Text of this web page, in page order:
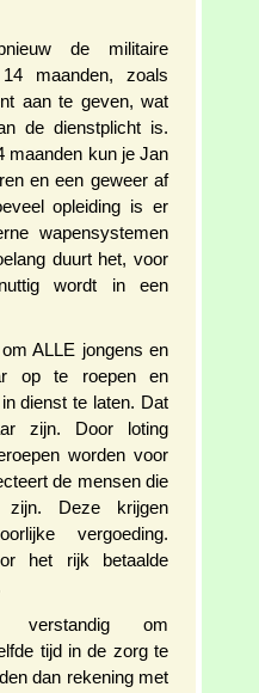
de militaire
maanden, zoals
aan te geven, wat
de dienstplicht is.
maanden kun je Jan
en een geweer af
opleiding is er
wapensystemen
duurt het, voor
wordt in een
ALLE jongens en
op te roepen en
dienst te laten. Dat
zijn. Door loting
worden voor
de mensen die
zijn. Deze krijgen
vergoeding.
het rijk betaalde
om
tijd in de zorg te
dan rekening met